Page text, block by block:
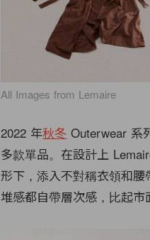
All Images from Lemaire
2022 年秋冬 Outerwear 系
多款單品。在設計上
形下，添入不對稱衣領和
堆感都自帶層次感，比起